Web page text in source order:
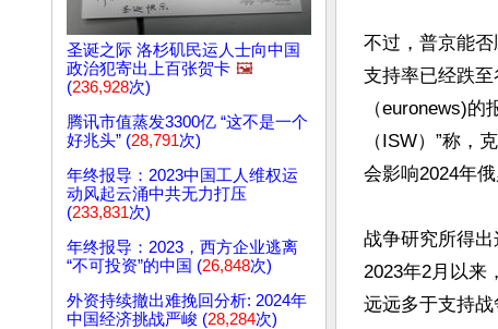
圣诞之际 洛杉矶民运人士向中国
政治犯寄出上百张贺卡 🖼️
(236,928次)
腾讯市值蒸发3300亿 “这不是一个
好兆头” (28,791次)
年终报导：2023中国工人维权运
动风起云涌中共无力打压
(233,831次)
年终报导：2023，西方企业逃离
“不可投资”的中国 (26,848次)
外资持续撤出难挽回分析: 2024年
中国经济挑战严峻 (28,284次)
不过，普京能
支持率已经跌至
（euronews)
（ISW）”称，
会影响2024年俄
战争研究所得
2023年2月以来
远远多于支持战